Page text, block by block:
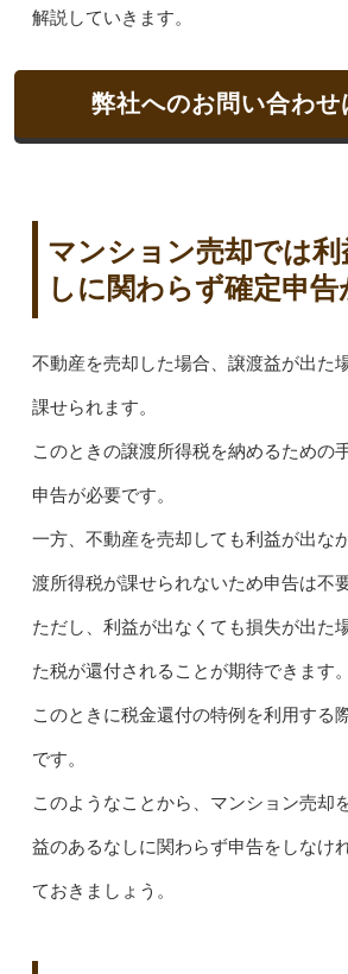
解説していきます。
弊社へのお問い合わせ
マンション売却では
しに関わらず確定申告
不動産を売却した場合、譲渡益が出た
課せられます。
このときの譲渡所得税を納めるための
申告が必要です。
一方、不動産を売却しても利益が出な
渡所得税が課せられないため申告は不
ただし、利益が出なくても損失が出た
た税が還付されることが期待できます。
このときに税金還付の特例を利用する
です。
このようなことから、マンション売却
益のあるなしに関わらず申告をしなけ
ておきましょう。